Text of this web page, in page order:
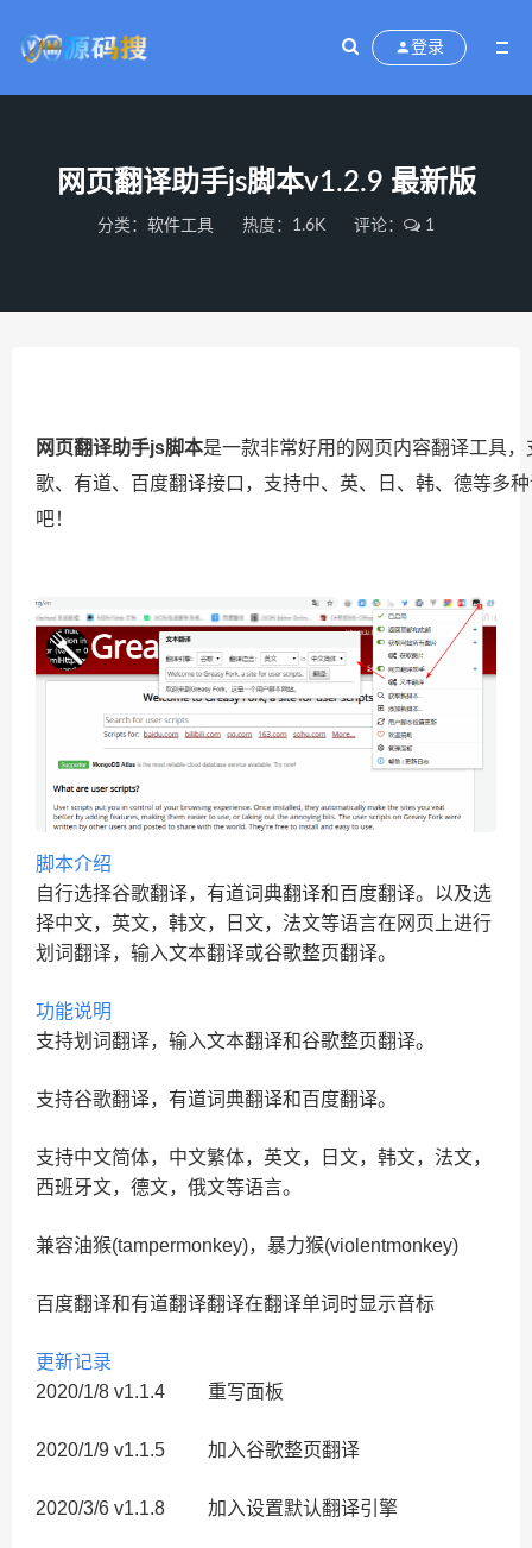
登录
网页翻译助手js脚本v1.2.9 最新版
分类： 软件工具 热度：1.6K 评论： 1
网页翻译助手js脚本是一款非常好用的网页内容翻译工具
歌、有道、百度翻译接口，支持中、英、日、韩、德等多
吧！
脚本介绍
自行选择谷歌翻译，有道词典翻译和百度翻译。以及选
择中文，英文，韩文，日文，法文等语言在网页上进行
划词翻译，输入文本翻译或谷歌整页翻译。
功能说明
支持划词翻译，输入文本翻译和谷歌整页翻译。
支持谷歌翻译，有道词典翻译和百度翻译。
支持中文简体，中文繁体，英文，日文，韩文，法文，
西班牙文，德文，俄文等语言。
兼容油猴(tampermonkey)，暴力猴(violentmonkey)
百度翻译和有道翻译翻译在翻译单词时显示音标
更新记录
2020/1/8 v1.1.4 重写面板
2020/1/9 v1.1.5 加入谷歌整页翻译
2020/3/6 v1.1.8 加入设置默认翻译引擎